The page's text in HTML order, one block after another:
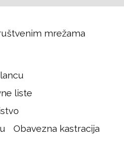
mrežama
liste
Obavezna kastracija